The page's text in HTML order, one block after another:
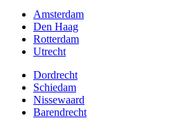
Amsterdam
Den Haag
Rotterdam
Utrecht
Dordrecht
Schiedam
Nissewaard
Barendrecht